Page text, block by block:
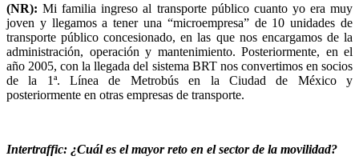
(NR): Mi familia ingreso al transporte público cuanto yo era muy
joven y llegamos a tener una “microempresa”de 10 unidades de
transporte público concesionado, en las que nos encargamos de la
administración, operación y mantenimiento. Posteriormente, en el
año 2005, con la llegada del sistema BRT nos convertimos en socios
de la 1ª. Línea de Metrobús en la Ciudad de México y
posteriormente en otras empresas de transporte.
Intertraffic: ¿Cuál es el mayor reto en el sector de la movilidad?